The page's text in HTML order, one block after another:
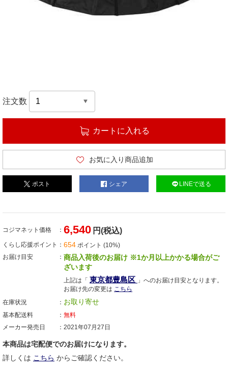
注文数
カートに入れる
お気に入り商品追加
ポスト シェア LINEで送る
コジマネット価格 6,540 円(税込)
くらし応援ポイント 654 ポイント (10%)
お届け目安
商品入荷後のお届け ※1か月以上かかる場合がご
ざいます
上記は「 東京都豊島区 」へのお届け目安となります。
お届け先の変更は こちら
在庫状況
お取り寄せ
基本配送料
無料
メーカー発売日
2021年07月27日
本商品は宅配便でのお届けになります。
詳しくは こちら からご確認ください。